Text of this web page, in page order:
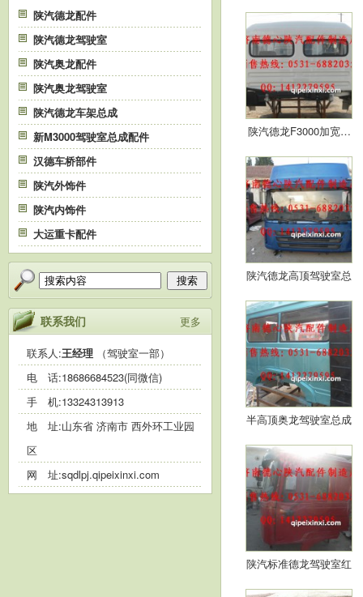
陕汽德龙配件
陕汽德龙驾驶室
陕汽奥龙配件
陕汽奥龙驾驶室
陕汽德龙车架总成
新M3000驾驶室总成配件
汉德车桥部件
陕汽外饰件
陕汽内饰件
大运重卡配件
搜索
更多
联系我们
联系人:王经理 （驾驶室一部）
电 话:18686684523(同微信)
手 机:13324313913
地 址:山东省 济南市 西外环工业园
区
网 址:sqdlpj.qipeixinxi.com
陕汽德龙F3000加宽…
陕汽德龙高顶驾驶室总
成…
半高顶奥龙驾驶室总成
陕汽标准德龙驾驶室红